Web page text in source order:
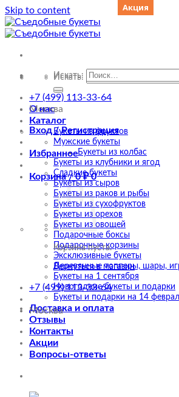
Skip to content
Искать:
О нас
Каталог
Букеты из фруктов
Мужские букеты
Букеты из колбас
Букеты из клубники и ягод
Сладкие букеты
Букеты из сыров
Букеты из раков и рыбы
Букеты из сухофруктов
Букеты из орехов
Букеты из овощей
Подарочные боксы
Подарочные корзины
Эксклюзивные букеты
Деревянные топперы, шары,
Букеты на 1 сентября
Новогодние букеты и подарки
Букеты и подарки на 14
Доставка и оплата
Отзывы
Контакты
Акции
Вопросы-ответы
Искать:
+7 (499) 113-33-64
Москва
Вход / Регистрация
Избранное
Корзина /0₽ 0
Корзина пуста.
Вернуться в магазин
+7 (499) 113-33-64
Москва
Акция
Акция
Акция